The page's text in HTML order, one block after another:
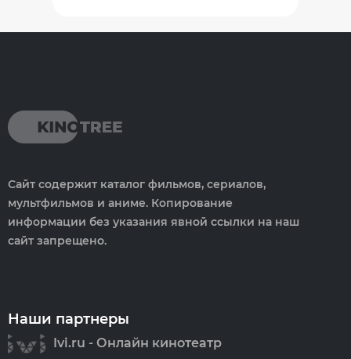
Сайт содержит каталог фильмов, сериалов,
мультфильмов и аниме. Копирование
информации без указания явной ссылки на наш
сайт запрещено.
Наши партнеры
Ivi.ru - Онлайн кинотеатр